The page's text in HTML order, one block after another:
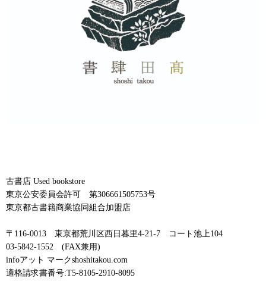
古書店 Used bookstore
東京公安委員会許可 第306661505753号
東京都古書籍商業協同組合加盟店
〒116-0013 東京都荒川区西日暮里4-21-7 コート池上104
03-5842-1552 (FAX兼用)
infoアット マークshoshitakou.com
適格請求書番号:T5-8105-2910-8095